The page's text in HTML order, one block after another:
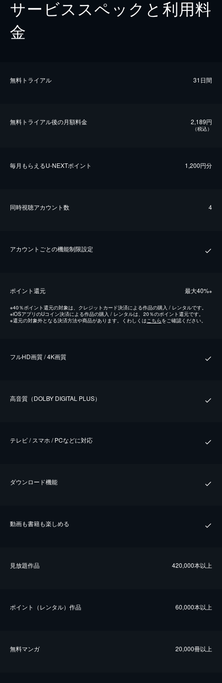
サービススペックと利用料
金
無料トライアル 31日間
無料トライアル後の⽉額料金 2,189円
（税込）
毎⽉もらえるU-NEXTポイント 1,200円分
同時視聴アカウント数 4
アカウントごとの機能制限設定
ポイント還元 最⼤40%※
※40％ポイント還元の対象は、クレジットカード決済による作品の購入 / レンタルです。
※iOSアプリのUコイン決済による作品の購入 / レンタルは、20％のポイント還元です。
※還元の対象外となる決済方法や商品があります。くわしくは こちらをご確認ください。
フルHD画質 / 4K画質
⾼⾳質（DOLBY DIGITAL PLUS）
テレビ / スマホ / PCなどに対応
ダウンロード機能
動画も書籍も楽しめる
⾒放題作品 420,000本以上
ポイント（レンタル）作品 60,000本以上
無料マンガ 20,000冊以上